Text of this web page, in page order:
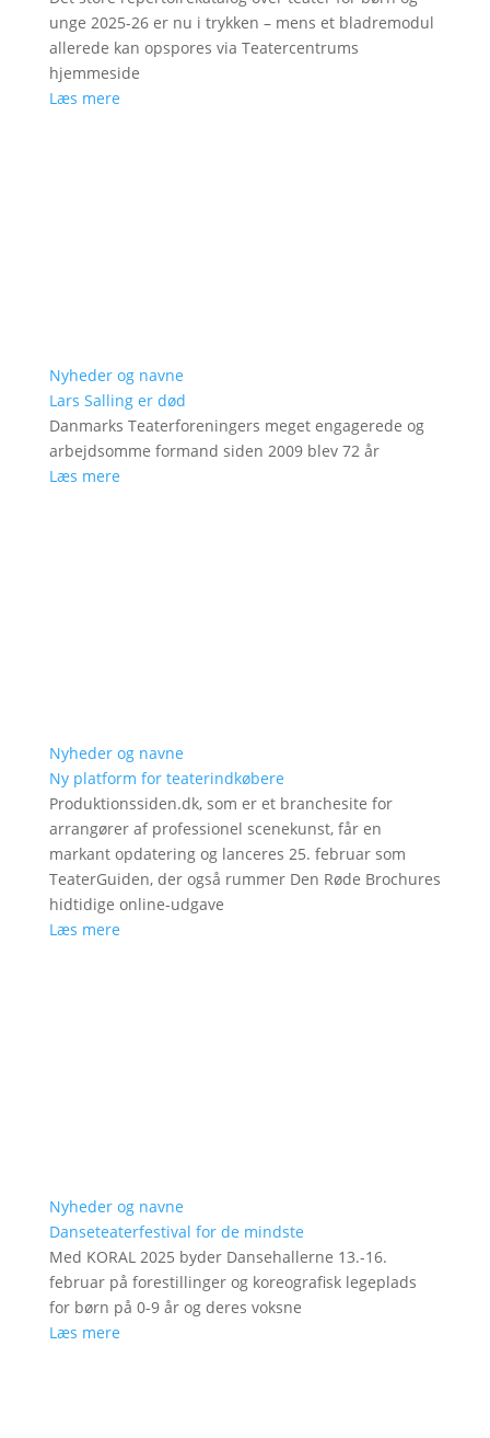
unge 2025-26 er nu i trykken – mens et bladremodul
allerede kan opspores via Teatercentrums
hjemmeside
Læs mere
Nyheder og navne
Lars Salling er død
Danmarks Teaterforeningers meget engagerede og
arbejdsomme formand siden 2009 blev 72 år
Læs mere
Nyheder og navne
Ny platform for teaterindkøbere
Produktionssiden.dk, som er et branchesite for
arrangører af professionel scenekunst, får en
markant opdatering og lanceres 25. februar som
TeaterGuiden, der også rummer Den Røde Brochures
hidtidige online-udgave
Læs mere
Nyheder og navne
Danseteaterfestival for de mindste
Med KORAL 2025 byder Dansehallerne 13.-16.
februar på forestillinger og koreografisk legeplads
for børn på 0-9 år og deres voksne
Læs mere